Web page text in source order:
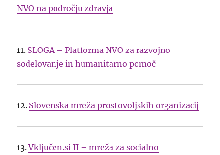
NVO na področju zdravja
11. SLOGA – Platforma NVO za razvojno
sodelovanje in humanitarno pomoč
12. Slovenska mreža prostovoljskih organizacij
13.Vključen.si II – mreža za socialno